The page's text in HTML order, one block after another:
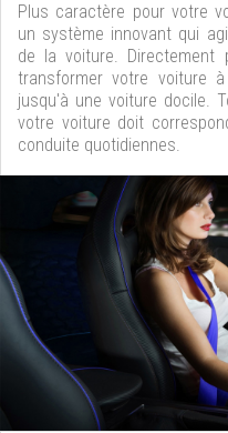
Plus caractère pour votre
un système innovant qui
de la voiture. Directement
transformer votre voiture
jusqu'à une voiture docile.
votre voiture doit
conduite quotidiennes.